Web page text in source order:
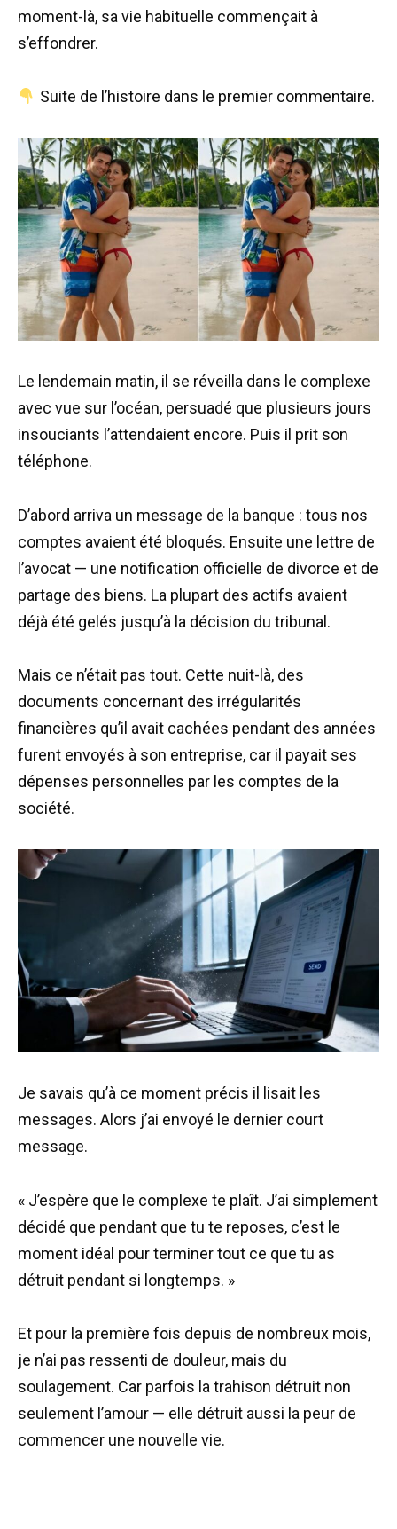
moment-là, sa vie habituelle commençait à
s’effondrer.
Suite de l’histoire dans le premier commentaire.
Le lendemain matin, il se réveilla dans le complexe
avec vue sur l’océan, persuadé que plusieurs jours
insouciants l’attendaient encore. Puis il prit son
téléphone.
D’abord arriva un message de la banque : tous nos
comptes avaient été bloqués. Ensuite une lettre de
l’avocat — une notification officielle de divorce et de
partage des biens. La plupart des actifs avaient
déjà été gelés jusqu’à la décision du tribunal.
Mais ce n’était pas tout. Cette nuit-là, des
documents concernant des irrégularités
financières qu’il avait cachées pendant des années
furent envoyés à son entreprise, car il payait ses
dépenses personnelles par les comptes de la
société.
Je savais qu’à ce moment précis il lisait les
messages. Alors j’ai envoyé le dernier court
message.
« J’espère que le complexe te plaît. J’ai simplement
décidé que pendant que tu te reposes, c’est le
moment idéal pour terminer tout ce que tu as
détruit pendant si longtemps. »
Et pour la première fois depuis de nombreux mois,
je n’ai pas ressenti de douleur, mais du
soulagement. Car parfois la trahison détruit non
seulement l’amour — elle détruit aussi la peur de
commencer une nouvelle vie.